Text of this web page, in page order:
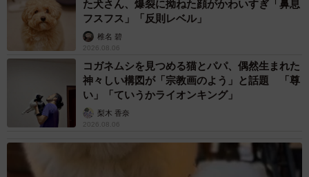
た犬さん、爆裂に拗ねた顔がかわいすぎ「鼻息
フスフス」「反則レベル」
椎名 碧
2026.08.06
コガネムシを見つめる猫とパパ、偶然生まれた
神々しい構図が「宗教画のよう」と話題 「尊
い」「ていうかライオンキング」
梨木 香奈
2026.08.06